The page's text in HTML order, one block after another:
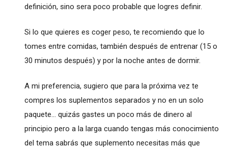
definición, sino sera poco probable que logres definir.
Si lo que quieres es coger peso, te recomiendo que lo
tomes entre comidas, también después de entrenar (15 o
30 minutos después) y por la noche antes de dormir.
A mi preferencia, sugiero que para la próxima vez te
compres los suplementos separados y no en un solo
paquete... quizás gastes un poco más de dinero al
principio pero a la larga cuando tengas más conocimiento
del tema sabrás que suplemento necesitas más que